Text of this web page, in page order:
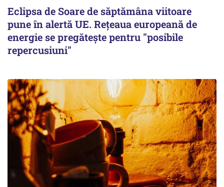
Eclipsa de Soare de săptămâna viitoare
pune în alertă UE. Rețeaua europeană de
energie se pregătește pentru "posibile
repercusiuni"